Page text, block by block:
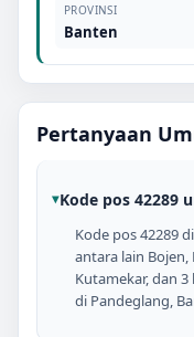
PROVINSI
Banten
Pertanyaan
Kode pos 42289
Kode pos 42289
antara lain Bojen,
Kutamekar, dan
di Pandeglang,